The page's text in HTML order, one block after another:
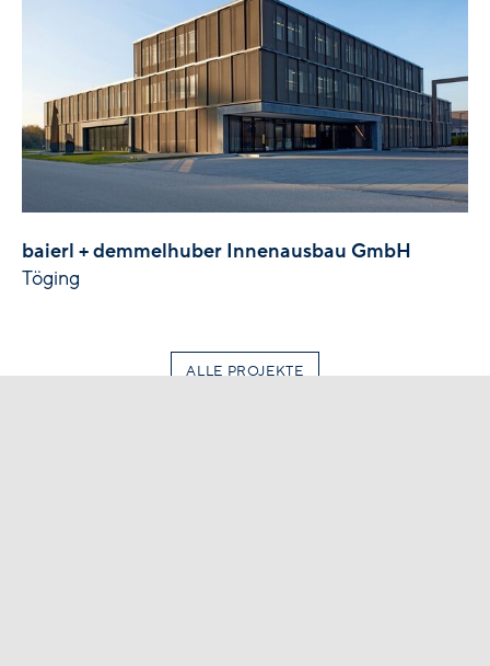
baierl + demmelhuber Innenausbau GmbH
Töging
ALLE PROJEKTE